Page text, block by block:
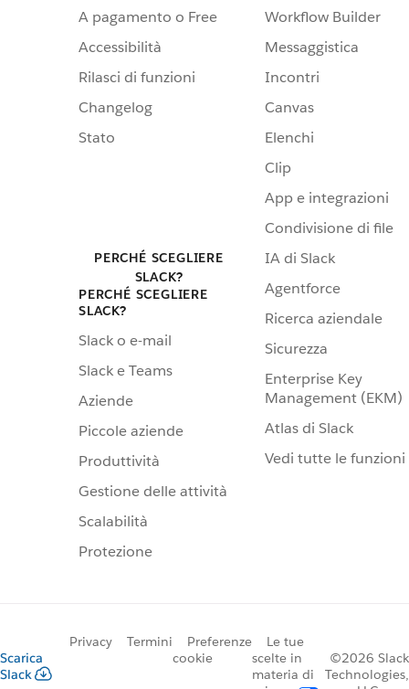
A pagamento o Free
Accessibilità
Rilasci di funzioni
Changelog
Stato
PERCHÉ SCEGLIERE
SLACK?
PERCHÉ SCEGLIERE
SLACK?
Slack o e-mail
Slack e Teams
Aziende
Piccole aziende
Produttività
Gestione delle attività
Scalabilità
Protezione
Workflow Builder
Messaggistica
Incontri
Canvas
Elenchi
Clip
App e integrazioni
Condivisione di file
IA di Slack
Agentforce
Ricerca aziendale
Sicurezza
Enterprise Key
Management (EKM)
Atlas di Slack
Vedi tutte le funzioni
Scarica
Slack
Privacy Termini
Preferenze
cookie
Le tue
scelte in
materia di
©2026 Slack
Technologies,